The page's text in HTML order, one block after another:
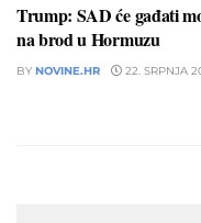
Trump: SAD će gađati
na brod u Hormuzu
BY NOVINE.HR 22. SRPNJA